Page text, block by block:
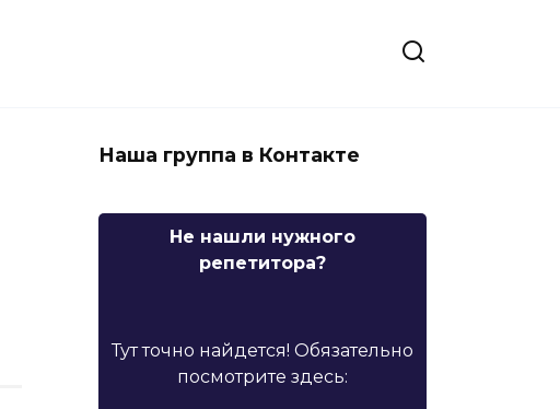
Наша группа в Контакте
Не нашли нужного
репетитора?
Тут точно найдется! Обязательно
посмотрите здесь: